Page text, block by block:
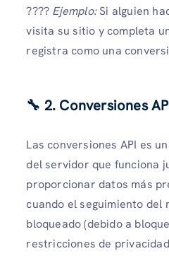
???? Ejemplo:Si alguien
visita su sitio y completa
registra como una
🔧 2. Conversiones
Las conversiones API es
del servidor que funciona
proporcionar datos más
cuando el seguimiento del
bloqueado (debido a
restricciones de